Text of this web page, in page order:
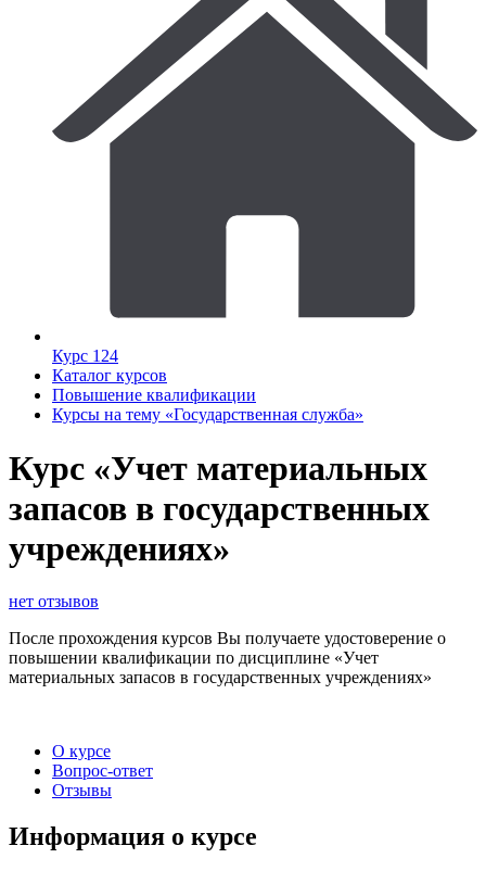
Курс 124
Каталог курсов
Повышение квалификации
Курсы на тему «Государственная служба»
Курс «Учет материальных
запасов в государственных
учреждениях»
нет отзывов
После прохождения курсов Вы получаете удостоверение о
повышении квалификации по дисциплине «Учет
материальных запасов в государственных учреждениях»
О курсе
Вопрос-ответ
Отзывы
Информация о курсе